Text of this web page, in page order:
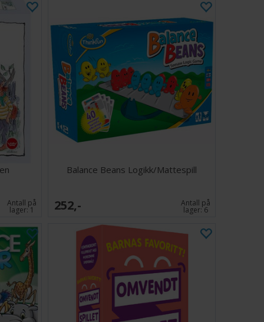
Antall på
lager:1
Balance Beans Logikk/Mattespill
252,- Antall på
lager:6